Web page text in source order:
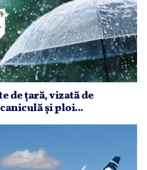
de ţară, vizată de
şi ploi...